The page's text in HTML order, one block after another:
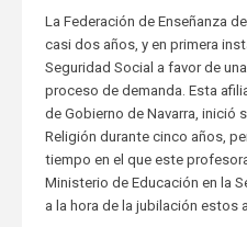
La Federación de Enseñanza
casi dos años, y en primera
Seguridad Social a favor de
proceso de demanda. Esta
de Gobierno de Navarra, inició
Religión durante cinco años,
tiempo en el que este
Ministerio de Educación en la
a la hora de la jubilación estos